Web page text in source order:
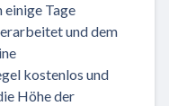
einige Tage
und dem
kostenlos und
Höhe der